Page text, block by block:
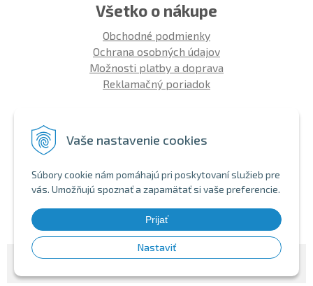
Vaše nastavenie cookies
Súbory cookie nám pomáhajú pri poskytovaní služieb pre
vás. Umožňujú spoznať a zapamätať si vaše preferencie.
Prijať
Nastaviť
Všetko o nákupe
Obchodné podmienky
Ochrana osobných údajov
Možnosti platby a doprava
Reklamačný poriadok
Aký bicykel kúpiť 26' | 27,5' | 29'
Nákup na splátky
Bezhotovostná platba
© 2026 SHOPBIKE •NextShop&e-shop Pohoda Connectorby